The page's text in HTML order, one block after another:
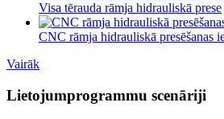
Visa tērauda rāmja hidrauliskā prese
CNC rāmja hidrauliskā presēšanas
Vairāk
Lietojumprogrammu scenāriji